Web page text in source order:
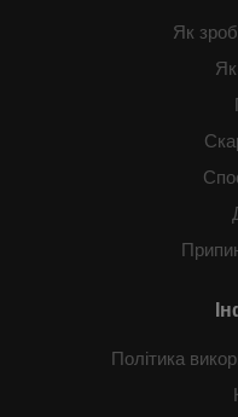
Як
Політика